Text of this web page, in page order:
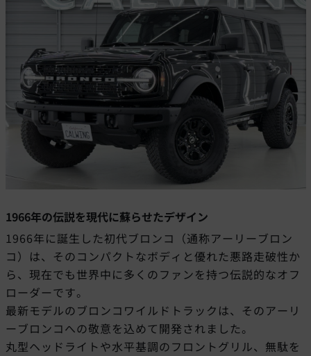
1966年の伝説を現代に蘇らせたデザイン
1966年に誕生した初代ブロンコ（通称アーリーブロン
コ）は、そのコンパクトなボディと優れた悪路走破性か
ら、現在でも世界中に多くのファンを持つ伝説的なオフ
ローダーです。
最新モデルのブロンコワイルドトラックは、そのアーリ
ーブロンコへの敬意を込めて開発されました。
丸型ヘッドライトや水平基調のフロントグリル、無駄を